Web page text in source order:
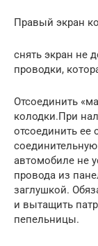
Правый экран
снять экран не
проводки,
Отсоединить
колодки.При
отсоединить ее
автомобиле не
провода из
заглушкой.
и вытащить
пепельницы.